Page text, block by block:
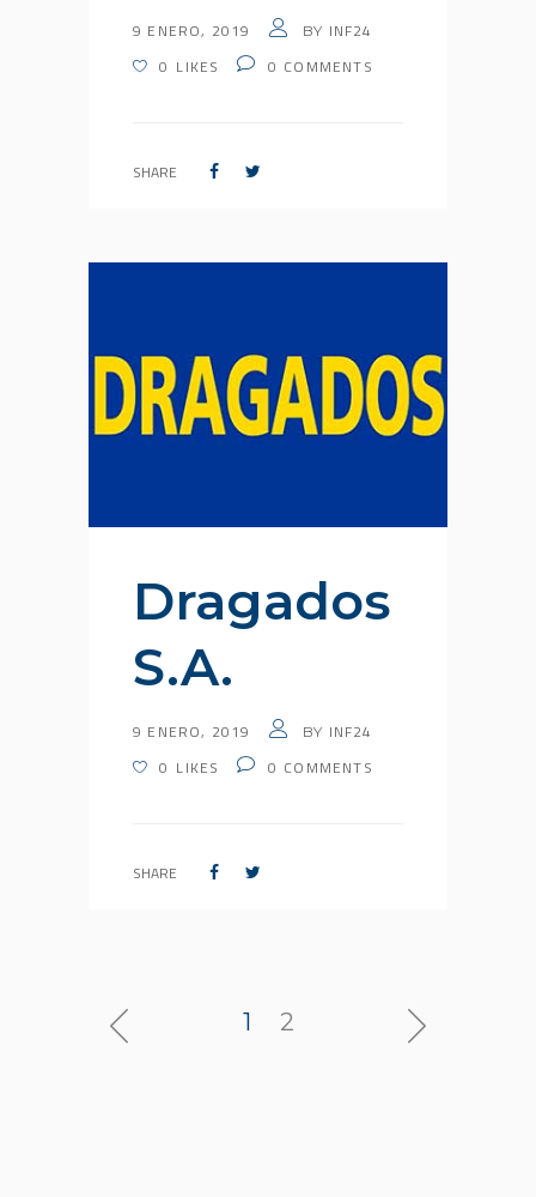
9 ENERO, 2019 BY INF24
0 LIKES 0 COMMENTS
SHARE
Dragados
S.A.
9 ENERO, 2019 BY INF24
0 LIKES 0 COMMENTS
SHARE
1 2